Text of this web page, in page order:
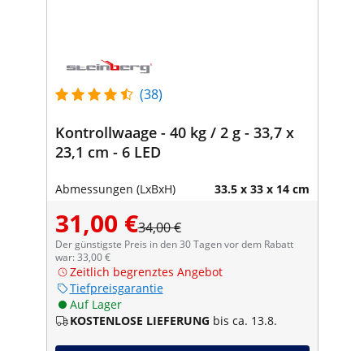
(38)
Kontrollwaage - 40 kg / 2 g - 33,7 x
23,1 cm - 6 LED
Abmessungen (LxBxH) 33.5 x 33 x 14 cm
31,00 €34,00 €
Der günstigste Preis in den 30 Tagen vor dem Rabatt
war: 33,00 €
Zeitlich begrenztes Angebot
Tiefpreisgarantie
Auf Lager
KOSTENLOSE LIEFERUNG bis ca. 13.8.